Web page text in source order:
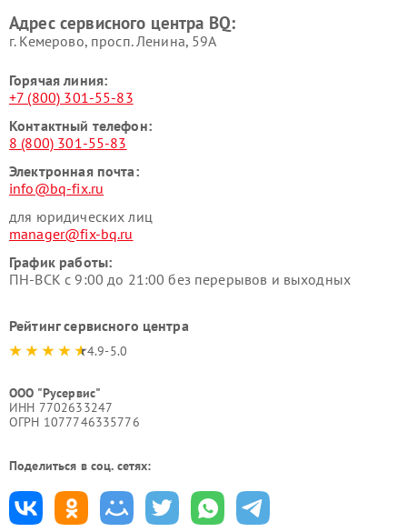
Адрес сервисного центра BQ:
г. Кемерово, просп. Ленина, 59А
Горячая линия:
+7 (800) 301-55-83
Контактный телефон:
8 (800) 301-55-83
Электронная почта:
info@bq-fix.ru
для юридических лиц
manager@fix-bq.ru
График работы:
ПН-ВСК с 9:00 до 21:00 без перерывов и выходных
Рейтинг сервисного центра
4.9-5.0
ООО "Русервис"
ИНН 7702633247
ОГРН 1077746335776
Поделиться в соц. сетях: